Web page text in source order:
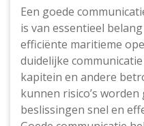
Een goede
is van essentieel
efficiënte maritieme
duidelijke
kapitein en andere
kunnen risico’s
beslissingen snel en